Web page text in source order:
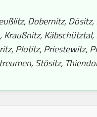
Dobernitz,
Kraußnitz,
Plotitz, Priestewitz,
Stösitz,